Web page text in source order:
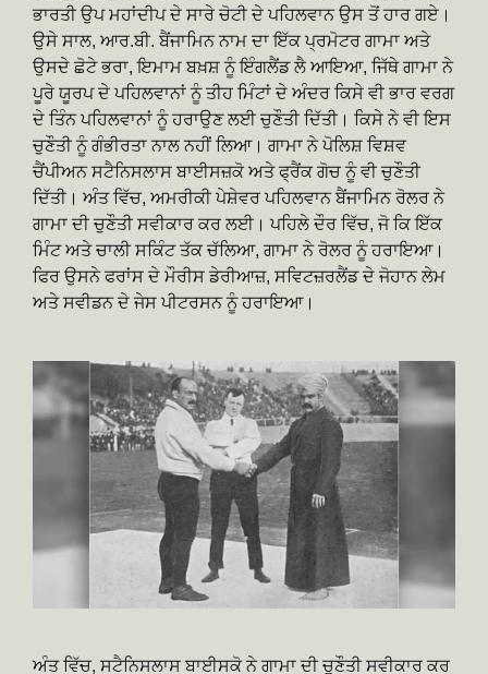
ਭਾਰਤੀ ਉਪ ਮਹਾਂਦੀਪ ਦੇ ਸਾਰੇ ਚੋਟੀ ਦੇ ਪਹਿਲਵਾਨ ਉਸ ਤੋਂ ਹਾਰ ਗਏ।
ਉਸੇ ਸਾਲ, ਆਰ.ਬੀ. ਬੈਂਜਾਮਿਨ ਨਾਮ ਦਾ ਇੱਕ ਪ੍ਰਮੋਟਰ ਗਾਮਾ ਅਤੇ
ਉਸਦੇ ਛੋਟੇ ਭਰਾ, ਇਮਾਮ ਬਖ਼ਸ਼ ਨੂੰ ਇੰਗਲੈਂਡ ਲੈ ਆਇਆ, ਜਿੱਥੇ ਗਾਮਾ ਨੇ
ਪੂਰੇ ਯੂਰਪ ਦੇ ਪਹਿਲਵਾਨਾਂ ਨੂੰ ਤੀਹ ਮਿੰਟਾਂ ਦੇ ਅੰਦਰ ਕਿਸੇ ਵੀ ਭਾਰ ਵਰਗ
ਦੇ ਤਿੰਨ ਪਹਿਲਵਾਨਾਂ ਨੂੰ ਹਰਾਉਣ ਲਈ ਚੁਣੌਤੀ ਦਿੱਤੀ। ਕਿਸੇ ਨੇ ਵੀ ਇਸ
ਚੁਣੌਤੀ ਨੂੰ ਗੰਭੀਰਤਾ ਨਾਲ ਨਹੀਂ ਲਿਆ। ਗਾਮਾ ਨੇ ਪੋਲਿਸ਼ ਵਿਸ਼ਵ
ਚੈਂਪੀਅਨ ਸਟੈਨਿਸਲਾਸ ਬਾਈਸਜ਼ਕੋ ਅਤੇ ਫ੍ਰੈਂਕ ਗੋਚ ਨੂੰ ਵੀ ਚੁਣੌਤੀ
ਦਿੱਤੀ। ਅੰਤ ਵਿੱਚ, ਅਮਰੀਕੀ ਪੇਸ਼ੇਵਰ ਪਹਿਲਵਾਨ ਬੈਂਜਾਮਿਨ ਰੋਲਰ ਨੇ
ਗਾਮਾ ਦੀ ਚੁਣੌਤੀ ਸਵੀਕਾਰ ਕਰ ਲਈ। ਪਹਿਲੇ ਦੌਰ ਵਿੱਚ, ਜੋ ਕਿ ਇੱਕ
ਮਿੰਟ ਅਤੇ ਚਾਲੀ ਸਕਿੰਟ ਤੱਕ ਚੱਲਿਆ, ਗਾਮਾ ਨੇ ਰੋਲਰ ਨੂੰ ਹਰਾਇਆ।
ਫਿਰ ਉਸਨੇ ਫਰਾਂਸ ਦੇ ਮੌਰੀਸ ਡੇਰੀਆਜ਼, ਸਵਿਟਜ਼ਰਲੈਂਡ ਦੇ ਜੋਹਾਨ ਲੇਮ
ਅਤੇ ਸਵੀਡਨ ਦੇ ਜੇਸ ਪੀਟਰਸਨ ਨੂੰ ਹਰਾਇਆ।
ਅੰਤ ਵਿੱਚ, ਸਟੈਨਿਸਲਾਸ ਬਾਈਸਕੋ ਨੇ ਗਾਮਾ ਦੀ ਚੁਣੌਤੀ ਸਵੀਕਾਰ ਕਰ